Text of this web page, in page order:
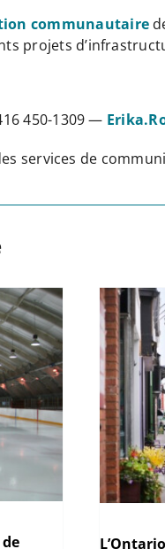
communautaire
projets
450-1309 —
services de